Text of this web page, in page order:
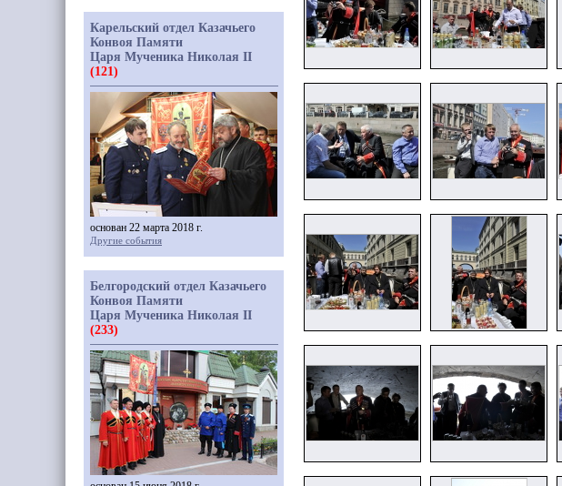
Карельский отдел Казачьего
Конвоя Памяти
Царя Мученика Николая II
(121)
основан 22 марта 2018 г.
Другие события
Белгородский отдел Казачьего
Конвоя Памяти
Царя Мученика Николая II
(233)